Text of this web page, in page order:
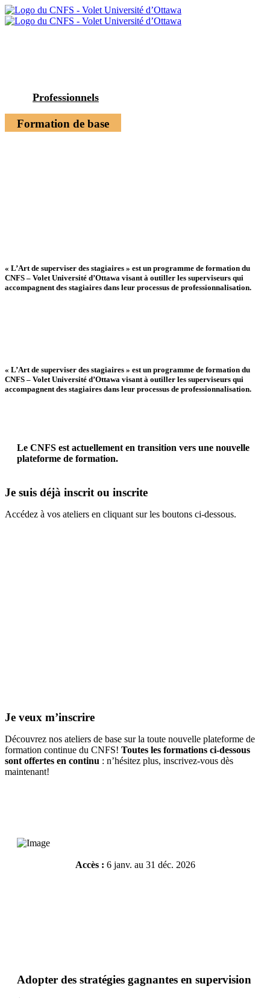
Professionnels
Formation de base
« L’Art de superviser des stagiaires » est un programme de formation du
CNFS – Volet Université d’Ottawa visant à outiller les superviseurs qui
accompagnent des stagiaires dans leur processus de professionnalisation.
« L’Art de superviser des stagiaires » est un programme de formation du
CNFS – Volet Université d’Ottawa visant à outiller les superviseurs qui
accompagnent des stagiaires dans leur processus de professionnalisation.
Le CNFS est actuellement en transition vers une nouvelle
plateforme de formation.
Je suis déjà inscrit ou inscrite
Accédez à vos ateliers en cliquant sur les boutons ci-dessous.
Je veux m’inscrire
Découvrez nos ateliers de base sur la toute nouvelle plateforme de
formation continue du CNFS! Toutes les formations ci-dessous
sont offertes en continu : n’hésitez plus, inscrivez-vous dès
maintenant!
Accès : 6 janv. au 31 déc. 2026
Adopter des stratégies gagnantes en supervision